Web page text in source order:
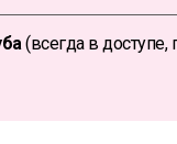
(всегда в